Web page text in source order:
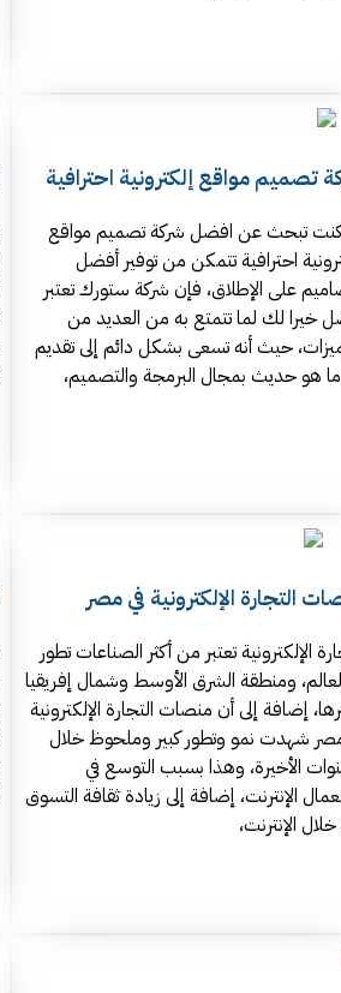
تصميم مواقع إلكترونية احترافية
تبحث عن افضل شركة تصميم مواقع
احترافية تتمكن من توفير أفضل
على الإطلاق، فإن شركة ستورك تعتبر
خيرا لك لما تتمتع به من العديد من
حيث أنه تسعى بشكل دائم إلى تقديم
هو حديث بمجال البرمجة والتصميم،
التجارة الإلكترونية في مصر
الإلكترونية تعتبر من أكثر الصناعات تطور
ومنطقة الشرق الأوسط وشمال إفريقيا
إضافة إلى أن منصات التجارة الإلكترونية
شهدت نمو وتطور كبير وملحوظ خلال
الأخيرة، وهذا بسبب التوسع في
الإنترنت، إضافة إلى زيادة ثقافة التسوق
الإنترنت،